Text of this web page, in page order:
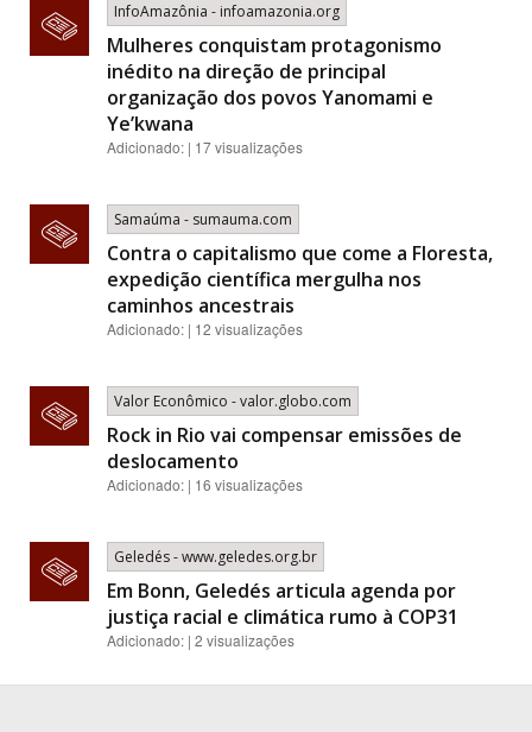
InfoAmazônia - infoamazonia.org
Mulheres conquistam protagonismo
inédito na direção de principal
organização dos povos Yanomami e
Ye’kwana
Adicionado: | 17 visualizações
Samaúma - sumauma.com
Contra o capitalismo que come a Floresta,
expedição científica mergulha nos
caminhos ancestrais
Adicionado: | 12 visualizações
Valor Econômico - valor.globo.com
Rock in Rio vai compensar emissões de
deslocamento
Adicionado: | 16 visualizações
Geledés - www.geledes.org.br
Em Bonn, Geledés articula agenda por
justiça racial e climática rumo à COP31
Adicionado: | 2 visualizações